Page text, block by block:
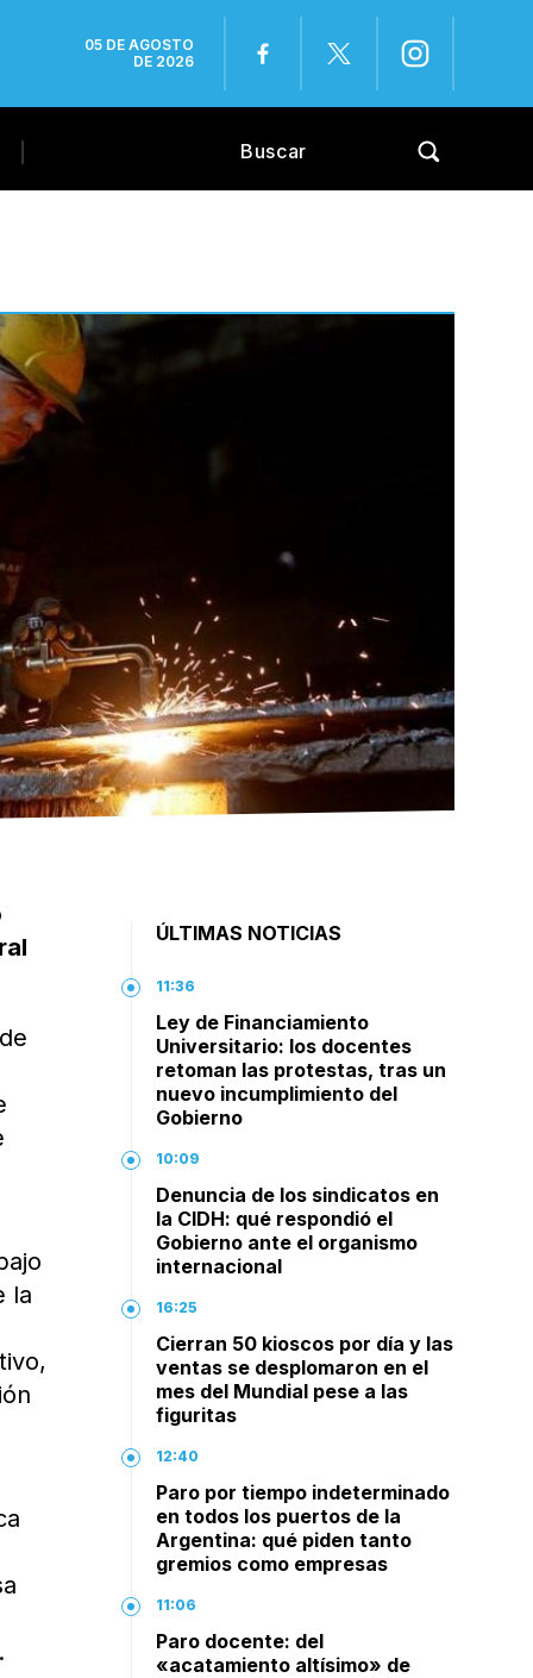
05 DE AGOSTO
DE 2026
la
ÚLTIMAS NOTICIAS
11:36
Ley de Financiamiento
Universitario: los docentes
retoman las protestas, tras un
nuevo incumplimiento del
Gobierno
10:09
Denuncia de los sindicatos en
la CIDH: qué respondió el
Gobierno ante el organismo
internacional
16:25
Cierran 50 kioscos por día y las
ventas se desplomaron en el
mes del Mundial pese a las
figuritas
12:40
Paro por tiempo indeterminado
en todos los puertos de la
Argentina: qué piden tanto
gremios como empresas
11:06
Paro docente: del
«acatamiento altísimo» de